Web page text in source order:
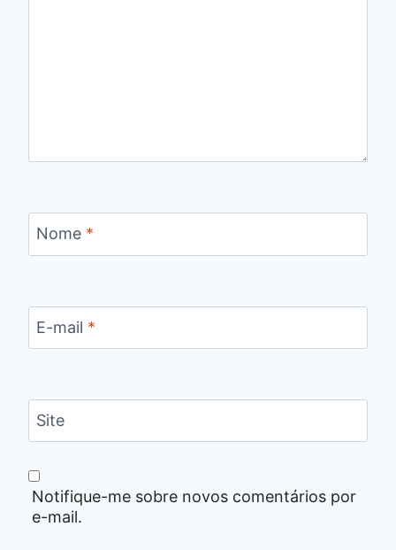
Nome *
E-mail *
Site
Notifique-me sobre novos comentários por
e-mail.